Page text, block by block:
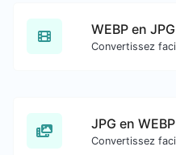
WEBP en JPG
JPG en WEBP